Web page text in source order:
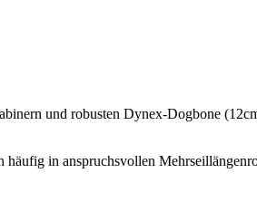
und robusten Dynex-Dogbone
in anspruchsvollen